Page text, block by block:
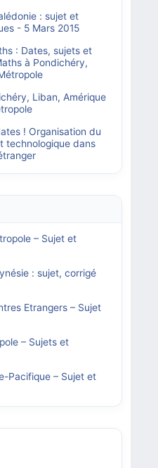
: sujet et
- 5 Mars 2015
: Dates, sujets et
à Pondichéry,
Liban, Amérique
! Organisation du
technologique dans
– Sujet et
: sujet, corrigé
Etrangers – Sujet
– Sujets et
Pacifique – Sujet et